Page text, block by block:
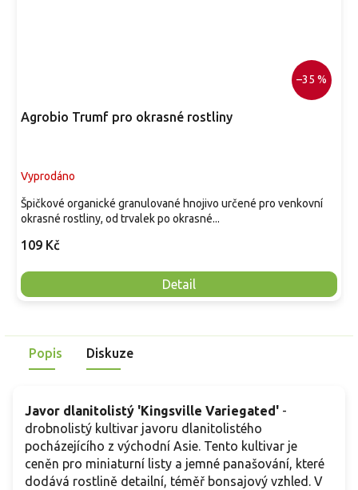
–35 %
Agrobio Trumf pro okrasné rostliny
Vyprodáno
109 Kč
Detail
Špičkové organické granulované hnojivo určené pro venkovní
okrasné rostliny, od trvalek po okrasné...
Popis Diskuze
Javor dlanitolistý 'Kingsville Variegated' -
drobnolistý kultivar javoru dlanitolistého
pocházejícího z východní Asie. Tento kultivar je
ceněn pro miniaturní listy a jemné panašování, které
dodává rostlině detailní, téměř bonsajový vzhled. V